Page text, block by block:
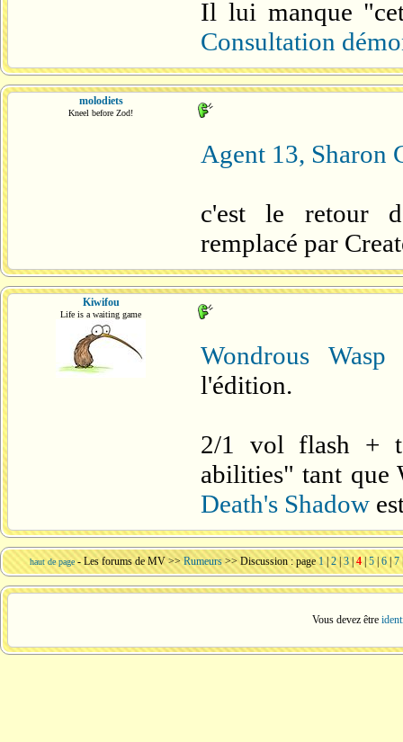
Il lui manque
Consultation
molodiets
Kneel before Zod!
Agent 13, Sharon
c'est le retour
remplacé par
Kiwifou
Life is a waiting game
Wondrous Wasp
l'édition.
2/1 vol flash +
abilities" tant que
Death's Shadow
haut de page -Les forums de MV>>Rumeurs >> Discussion : page1|2|3 |4 |5|6 |7
Vous devez être